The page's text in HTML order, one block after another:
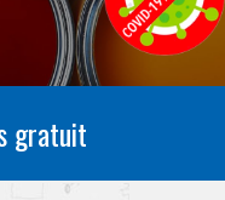
gratuit